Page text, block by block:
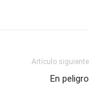
Artículo siguiente
En peligro